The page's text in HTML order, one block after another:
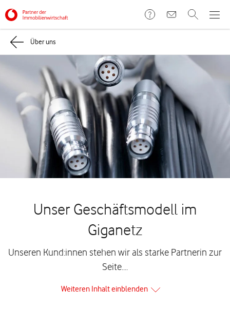
Über uns
Unser Geschäftsmodell im
Giganetz
Unseren Kund:innen stehen wir als starke Partnerin zur
Seite.
Weiteren Inhalt einblenden